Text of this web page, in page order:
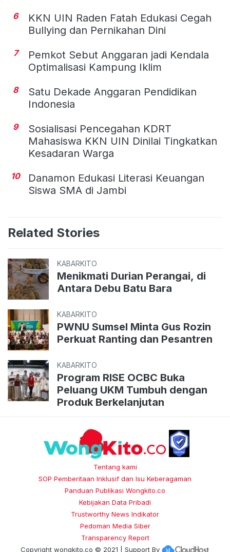
6
KKN UIN Raden Fatah Edukasi Cegah
Bullying dan Pernikahan Dini
7
Pemkot Sebut Anggaran jadi Kendala
Optimalisasi Kampung Iklim
8
Satu Dekade Anggaran Pendidikan
Indonesia
9
Sosialisasi Pencegahan KDRT
Mahasiswa KKN UIN Dinilai Tingkatkan
Kesadaran Warga
10
Danamon Edukasi Literasi Keuangan
Siswa SMA di Jambi
Related Stories
KABARKITO
Menikmati Durian Perangai, di
Antara Debu Batu Bara
KABARKITO
PWNU Sumsel Minta Gus Rozin
Perkuat Ranting dan Pesantren
KABARKITO
Program RISE OCBC Buka
Peluang UKM Tumbuh dengan
Produk Berkelanjutan
Tentang kami
SOP Pemberitaan Inklusif dan Isu Keberagaman
Panduan Publikasi Wongkito.co
Kebijakan Data Pribadi
Trustworthy News Indikator
Pedoman Media Siber
Transparency Report
Copyright wongkito.co © 2021 | Support By